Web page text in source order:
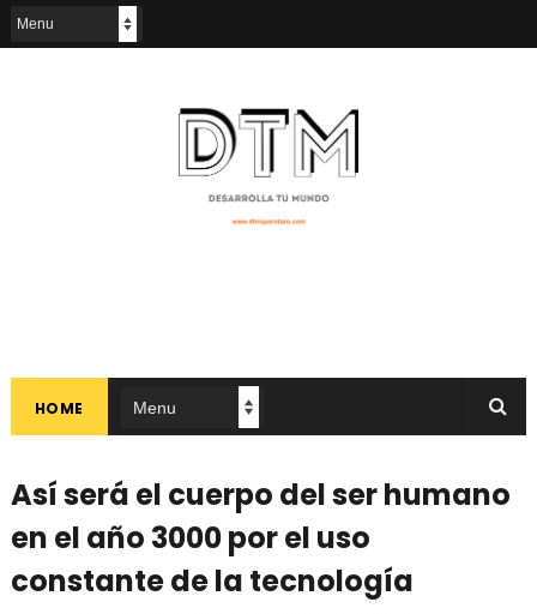
HOME
Así será el cuerpo del ser humano
en el año 3000 por el uso
constante de la tecnología